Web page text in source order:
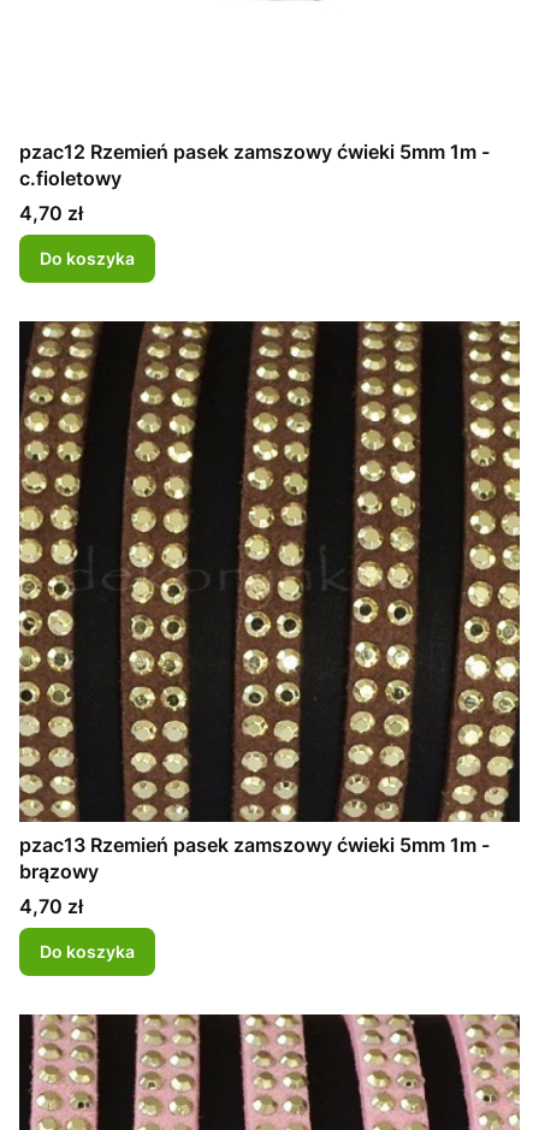
pzac12 Rzemień pasek zamszowy ćwieki 5mm 1m -
c.fioletowy
Cena
4,70 zł
Do koszyka
pzac13 Rzemień pasek zamszowy ćwieki 5mm 1m -
brązowy
Cena
4,70 zł
Do koszyka